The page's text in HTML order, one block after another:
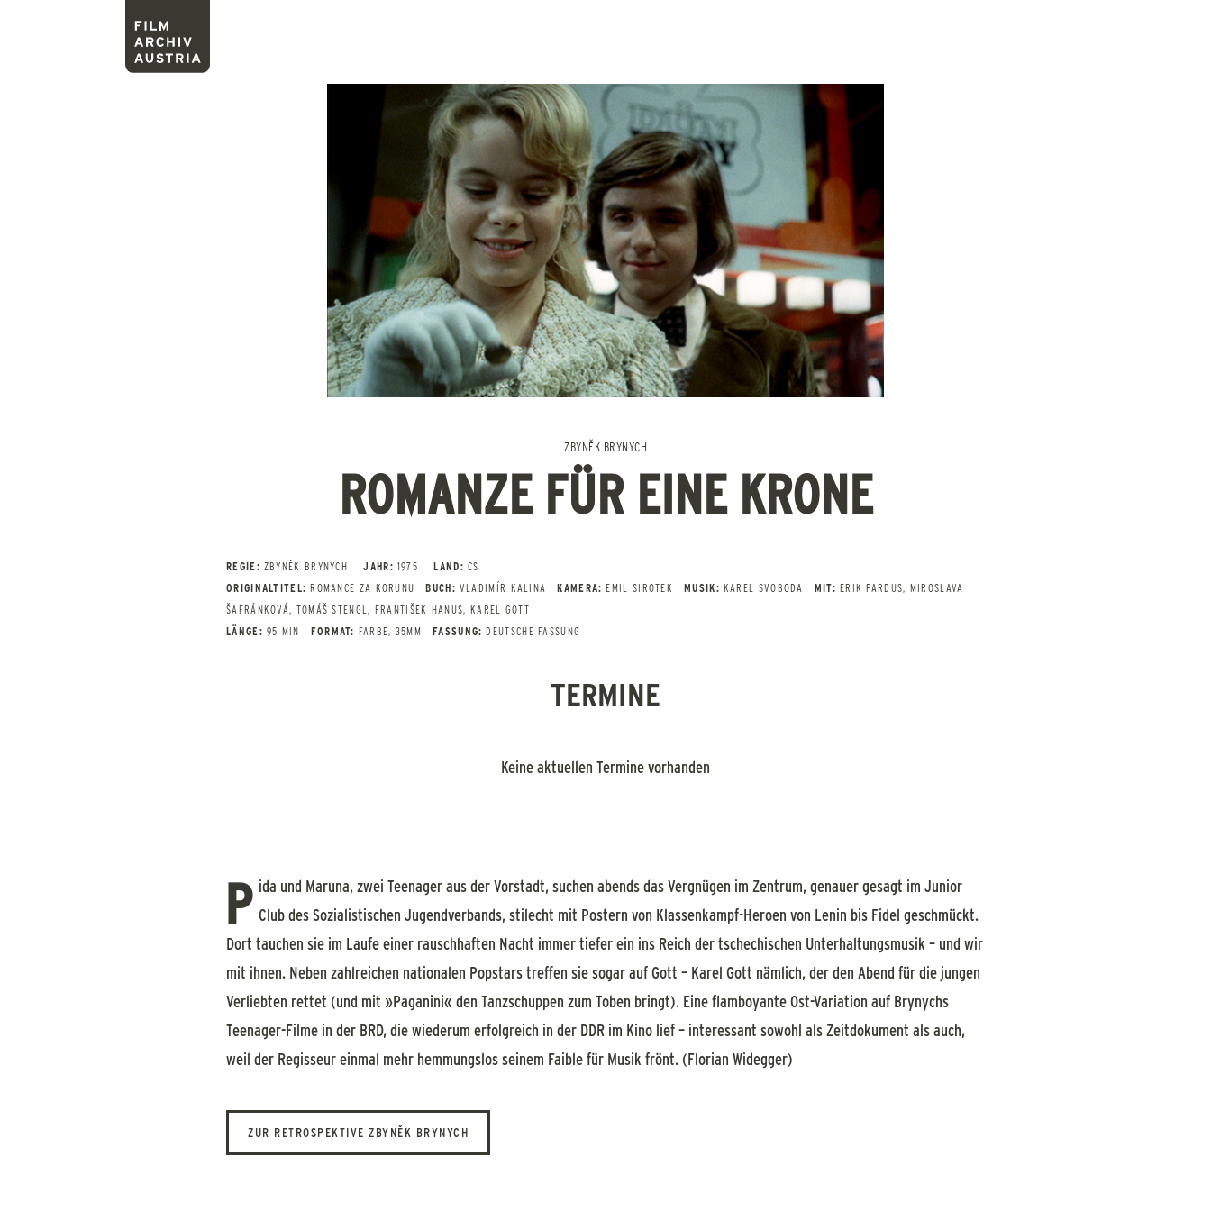
ZBYNĚK BRYNYCH
ROMANZE FÜR EINE KRONE
REGIE: ZBYNĚK BRYNYCH JAHR: 1975 LAND: CS
ORIGINALTITEL: ROMANCE ZA KORUNU BUCH: VLADIMÍR KALINA KAMERA: EMIL SIROTEK MUSIK: KAREL SVOBODA MIT: ERIK PARDUS, MIROSLAVA
ŠAFRÁNKOVÁ, TOMÁŠ STENGL, FRANTIŠEK HANUS, KAREL GOTT
LÄNGE: 95 MIN FORMAT: FARBE, 35MM FASSUNG: DEUTSCHE FASSUNG
TERMINE
Keine aktuellen Termine vorhanden
P ida und Maruna, zwei Teenager aus der Vorstadt, suchen abends das Vergnügen im Zentrum, genauer gesagt im Junior
Club des Sozialistischen Jugendverbands, stilecht mit Postern von Klassenkampf-Heroen von Lenin bis Fidel geschmückt.
Dort tauchen sie im Laufe einer rauschhaften Nacht immer tiefer ein ins Reich der tschechischen Unterhaltungsmusik – und wir
mit ihnen. Neben zahlreichen nationalen Popstars treffen sie sogar auf Gott – Karel Gott nämlich, der den Abend für die jungen
Verliebten rettet (und mit »Paganini« den Tanzschuppen zum Toben bringt). Eine flamboyante Ost-Variation auf Brynychs
Teenager-Filme in der BRD, die wiederum erfolgreich in der DDR im Kino lief – interessant sowohl als Zeitdokument als auch,
weil der Regisseur einmal mehr hemmungslos seinem Faible für Musik frönt. (Florian Widegger)
ZUR RETROSPEKTIVE ZBYNĚK BRYNYCH